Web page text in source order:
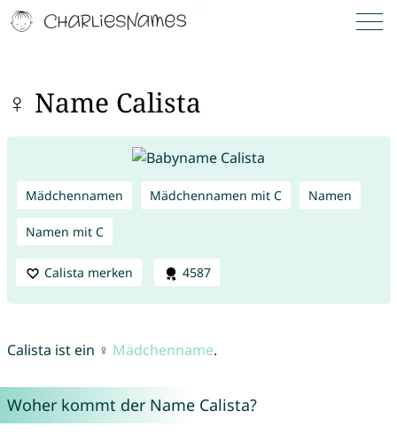
♀ Name Calista
Mädchennamen Mädchennamen mit C Namen
Namen mit C
Calista merken 4587
Calista ist ein ♀ Mädchenname.
Woher kommt der Name Calista?